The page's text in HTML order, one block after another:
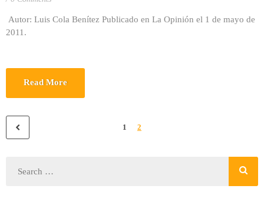
Autor: Luis Cola Benítez Publicado en La Opinión el 1 de mayo de
2011.
Read More
1 2